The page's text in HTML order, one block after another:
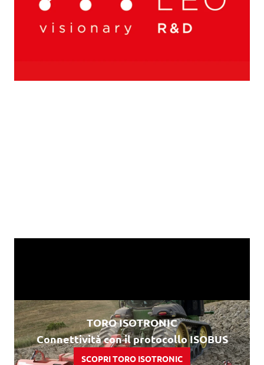
TORO ISOTRONIC
Connettività con il protocollo ISOBUS
SCOPRI TORO ISOTRONIC